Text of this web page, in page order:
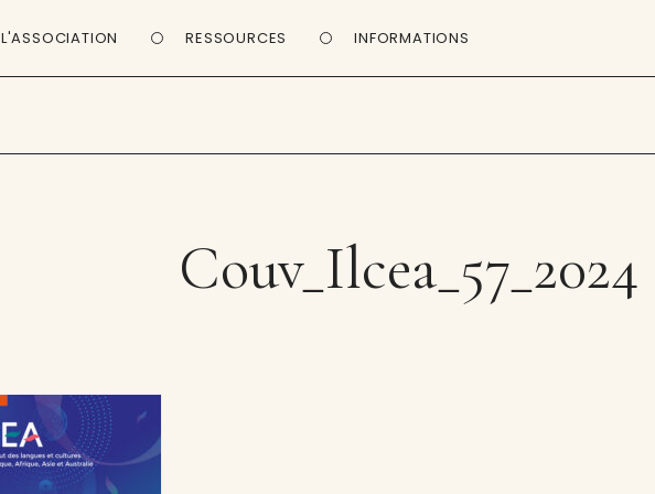
L'ASSOCIATION RESSOURCES INFORMATIONS
Couv_Ilcea_57_2024